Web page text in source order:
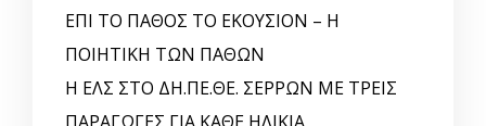
ΕΠΙ ΤΟ ΠΑΘΟΣ ΤΟ ΕΚΟΥΣΙΟΝ – Η
ΠΟΙΗΤΙΚΗ ΤΩΝ ΠΑΘΩΝ
Η ΕΛΣ ΣΤΟ ΔΗ.ΠΕ.ΘΕ. ΣΕΡΡΩΝ ΜΕ ΤΡΕΙΣ